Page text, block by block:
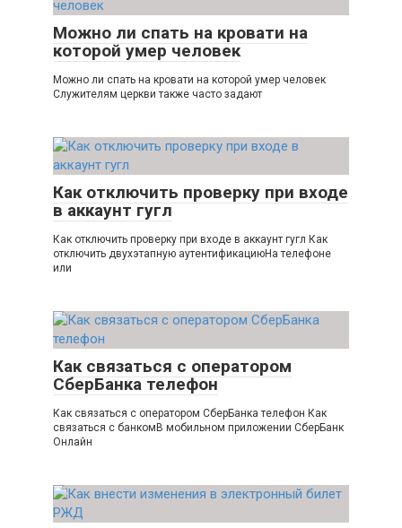
Можно ли спать на кровати на
которой умер человек
Можно ли спать на кровати на которой умер человек
Служителям церкви также часто задают
Как отключить проверку при входе
в аккаунт гугл
Как отключить проверку при входе в аккаунт гугл Как
отключить двухэтапную аутентификациюНа телефоне
или
Как связаться с оператором
СберБанка телефон
Как связаться с оператором СберБанка телефон Как
связаться с банкомВ мобильном приложении СберБанк
Онлайн